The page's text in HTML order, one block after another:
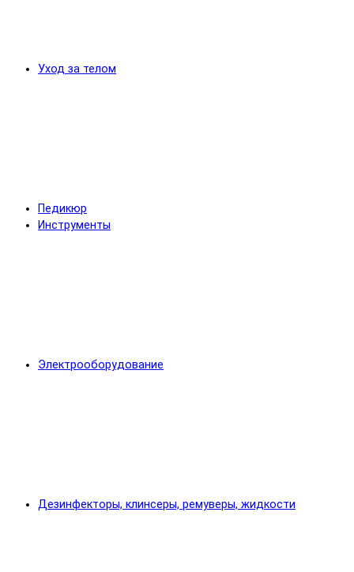
Уход за телом
Педикюр
Инструменты
Электрооборудование
Дезинфекторы, клинсеры, ремуверы, жидкости